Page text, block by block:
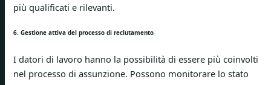
più qualificati e rilevanti.
6. Gestione attiva del processo di reclutamento
I datori di lavoro hanno la possibilità di essere più coinvolti
nel processo di assunzione. Possono monitorare lo stato